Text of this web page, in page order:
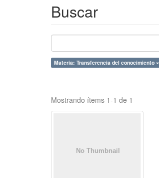
Buscar
Materia: Transferencia del conocimiento ×
Mostrando ítems 1-1 de 1